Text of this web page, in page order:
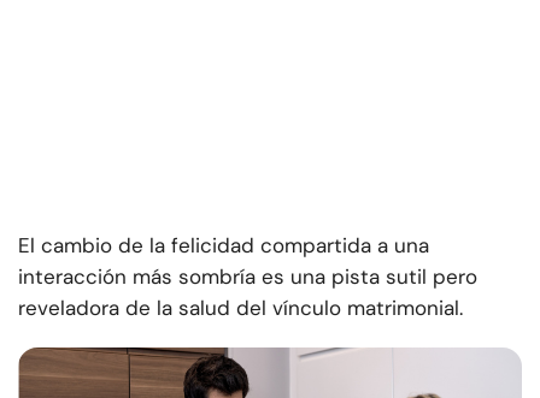
El cambio de la felicidad compartida a una
interacción más sombría es una pista sutil pero
reveladora de la salud del vínculo matrimonial.